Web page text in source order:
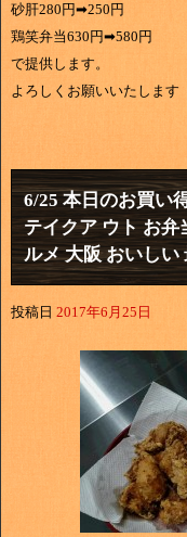
砂肝280円➡250円
鶏笑弁当630円➡580円
で提供します。
よろしくお願いいたします
6/25 本日のお買い
テイクア ウト お弁
ルメ 大阪 おいしい
投稿日 2017年6月25日